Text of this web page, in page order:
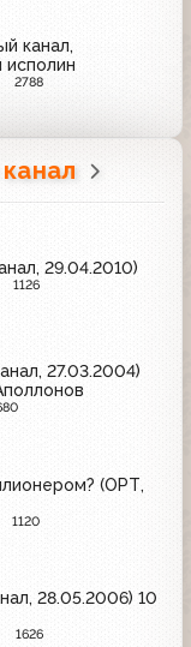
канал,
исполин
2788
29.04.2010)
1126
27.03.2004)
(ОРТ,
1120
28.05.2006) 10
1626